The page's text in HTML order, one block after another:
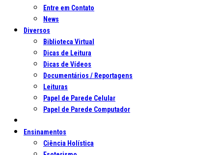
Entre em Contato
News
Diversos
Biblioteca Virtual
Dicas de Leitura
Dicas de Vídeos
Documentários / Reportagens
Leituras
Papel de Parede Celular
Papel de Parede Computador
Ensinamentos
Ciência Holística